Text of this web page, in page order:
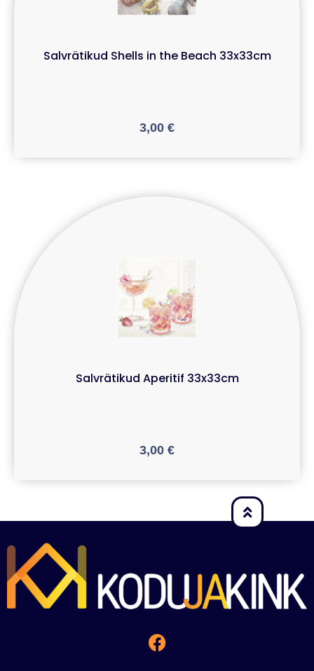
Salvrätikud Shells in the Beach 33x33cm
3,00 €
Salvrätikud Aperitif 33x33cm
3,00 €